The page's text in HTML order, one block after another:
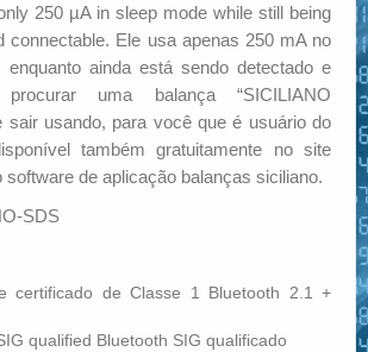
250 µA in sleep mode while still being
connectable. Ele usa apenas 250 mA no
ainda está sendo detectado e
uma balança “SICILIANO
sair usando, para você que é usuário do
também gratuitamente no site
software de aplicação balanças siciliano.
SDS
certificado de Classe 1 Bluetooth 2.1 +
qualified Bluetooth SIG qualificado